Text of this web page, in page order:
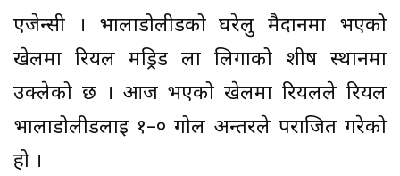
एजेन्सी । भालाडोलीडको घरेलु मैदानमा भएको
खेलमा रियल मड्रिड ला लिगाको शीर्ष स्थानमा
उक्लेको छ । आज भएको खेलमा रियलले रियल
भालाडोलीडलाई १–० गोल अन्तरले पराजित गरेको
हो ।